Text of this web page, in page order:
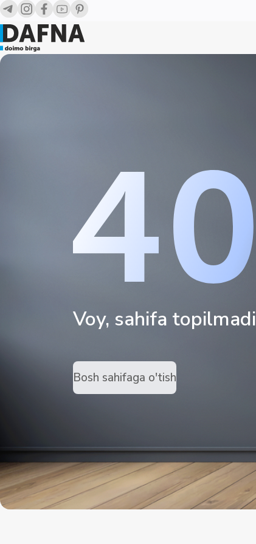
Voy, sahifa topilmadi
Bosh sahifaga o'tish